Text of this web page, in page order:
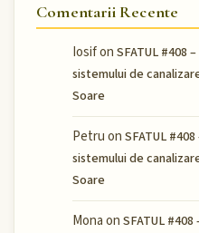
Comentarii Recente
Iosifon SFATUL #408
sistemului de
Soare
Petruon SFATUL
sistemului de
Soare
Monaon SFATUL